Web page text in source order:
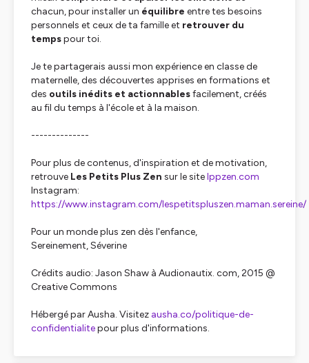
chacun, pour installer un équilibre entre tes besoins
personnels et ceux de ta famille et retrouver du
tempspour toi.
Je te partagerais aussi mon expérience en classe de
maternelle, des découvertes apprises en formations et
des outils inédits et actionnablesfacilement, créés
au fil du temps à l'école et à la maison.
--------------
Pour plus de contenus, d'inspiration et de motivation,
retrouve Les Petits Plus Zen sur le sitelppzen.com
Instagram:
https://www.instagram.com/lespetitspluszen.maman.sereine/
Pour un monde plus zen dès l'enfance,
Sereinement, Séverine
Crédits audio: Jason Shaw à Audionautix. com, 2015 @
Creative Commons
Hébergé par Ausha. Visitez ausha.co/politique-de-
confidentialitepour plus d'informations.